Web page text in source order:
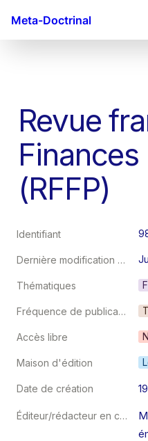
Meta-Doctrinal
Revue
(RFFP)
Identifiant
Dernière modification au
Thématiques
Fréquence de publication
Accès libre
Maison d'édition
Date de création
Éditeur/rédacteur en chef